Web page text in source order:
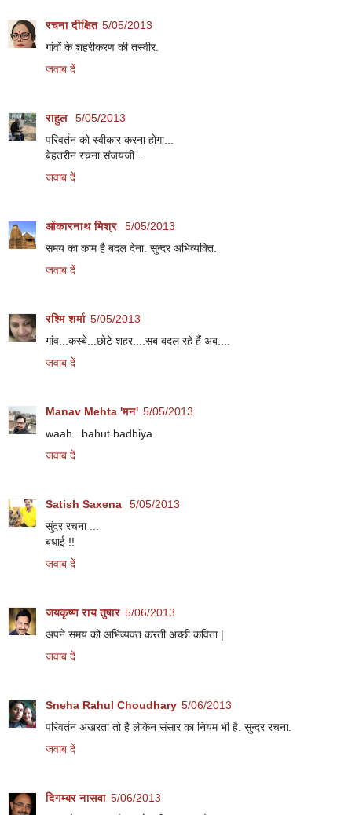
रचना दीक्षित 5/05/2013
गांवों के शहरीकरण की तस्वीर.
जवाब दें
राहुल
5/05/2013
परिवर्तन को स्वीकार करना होगा...
बेहतरीन रचना संजयजी ..
जवाब दें
ओंकारनाथ मिश्र
5/05/2013
समय का काम है बदल देना. सुन्दर अभिव्यक्ति.
जवाब दें
रश्मि शर्मा 5/05/2013
गांव...कस्‍बे...छोटे शहर....सब बदल रहे हैं अब....
जवाब दें
Manav Mehta 'मन' 5/05/2013
waah ..bahut badhiya
जवाब दें
Satish Saxena
5/05/2013
सुंदर रचना ...
बधाई !!
जवाब दें
जयकृष्ण राय तुषार 5/06/2013
अपने समय को अभिव्यक्त करती अच्छी कविता |
जवाब दें
Sneha Rahul Choudhary 5/06/2013
परिवर्तन अखरता तो है लेकिन संसार का नियम भी है. सुन्दर रचना.
जवाब दें
दिगम्बर नासवा 5/06/2013